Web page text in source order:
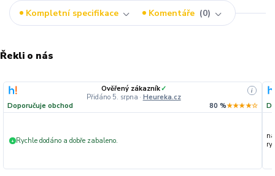
Kompletní specifikace Komentáře 0
Řekli o nás
Ověřený zákazník✓
Přidáno 5. srpna · Heureka.cz
i
Doporučuje obchod 80 %★★★★☆
+ Rychle dodáno a dobře zabaleno.